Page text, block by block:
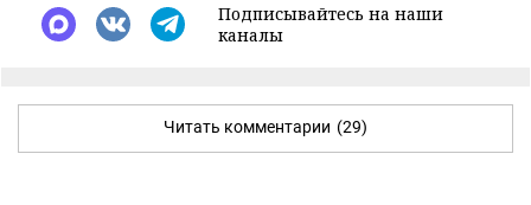
Подписывайтесь на наши
каналы
Читать комментарии (29)